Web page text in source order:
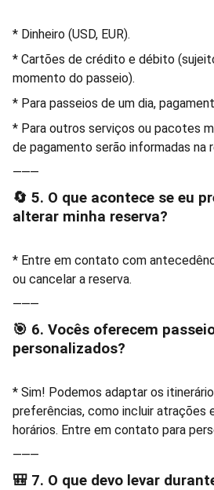
* Dinheiro (USD, EUR).
* Cartões de crédito e débito
momento do passeio).
* Para passeios de um dia,
* Para outros serviços ou pacotes
de pagamento serão informadas na
⸻
🔄 5. O que acontece se eu
alterar minha reserva?
* Entre em contato com
ou cancelar a reserva.
⸻
🎯 6. Vocês oferecem
personalizados?
* Sim! Podemos adaptar os
preferências, como incluir atrações
horários. Entre em contato para
⸻
🎒 7. O que devo levar